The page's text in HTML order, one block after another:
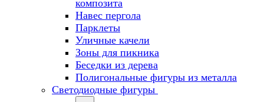
композита
Навес пергола
Парклеты
Уличные качели
Зоны для пикника
Беседки из дерева
Полигональные фигуры из металла
Светодиодные фигуры